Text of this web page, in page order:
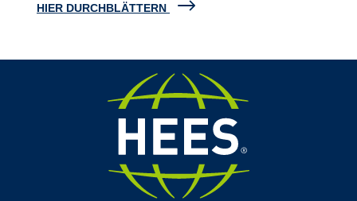
HIER DURCHBLÄTTERN